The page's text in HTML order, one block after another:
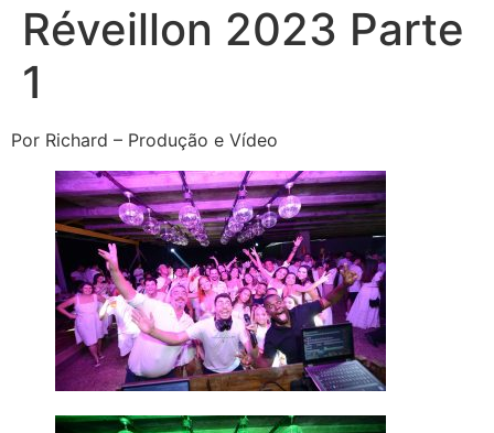
Réveillon 2023 Parte
1
Por Richard – Produção e Vídeo